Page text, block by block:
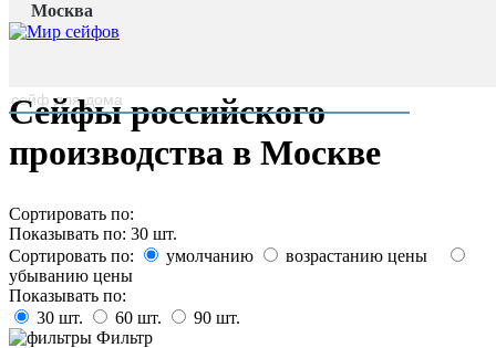
Москва
Главная страница
Каталог
Сейфы российского
производства в Москве
Сортировать по:
Показывать по: 30 шт.
Сортировать по:
умолчанию
возрастанию цены
убыванию цены
Показывать по:
30 шт. 60 шт. 90 шт.
Фильтр